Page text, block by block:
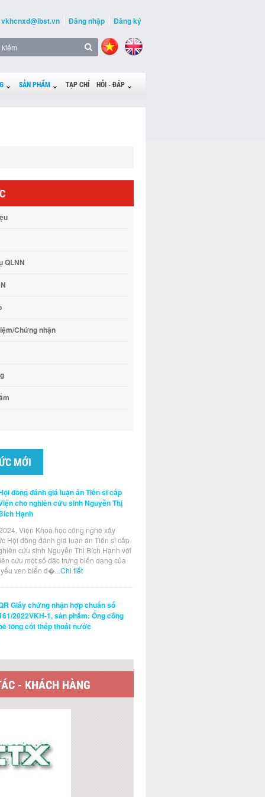
vkhcnxd@ibst.vn Đăng nhập Đăng ký
SẢN PHẨM TẠP CHÍ HỎI - ĐÁP
QLNN
Chứng nhận
MỚI
đồng đánh giá luận án Tiến sĩ cấp
cho nghiên cứu sinh Nguyễn Thị
Hạnh
Viện Khoa học công nghệ xây
Hội đồng đánh giá luận án Tiến sĩ cấp
cứu sinh Nguyễn Thị Bích Hạnh với
cứu một số đặc trưng biến dạng của
ven biển đ�...Chi tiết
Giấy chứng nhận hợp chuẩn số
2022VKH-1, sản phẩm: Ống cống
tông cốt thép thoát nước
- KHÁCH HÀNG